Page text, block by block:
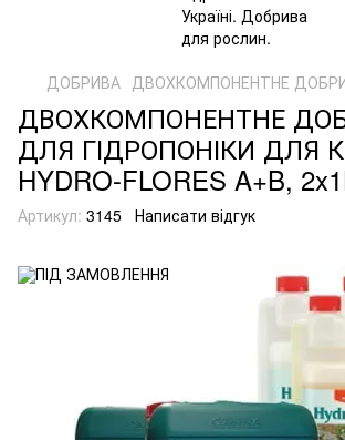
ДОБРИВА ДВОХКОМПОНЕНТНЕ
ДВОХКОМПОНЕНТНЕ
ДЛЯ ГІДРОПОНІКИ ДЛЯ
HYDRO-FLORES A+B,
Артикул: 3145 Написати відгук